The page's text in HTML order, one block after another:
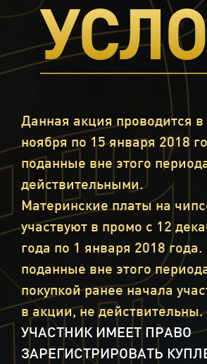
Данная акция проводится в
ноября по 15 января 2018
поданные вне этого
действительными.
Материнские платы на
участвуют в промо с 12
года по 1 января 2018
поданные вне этого
покупкой ранее начала
в акции, не действительны.
УЧАСТНИК ИМЕЕТ ПРАВО
ЗАРЕГИСТРИРОВАТЬ